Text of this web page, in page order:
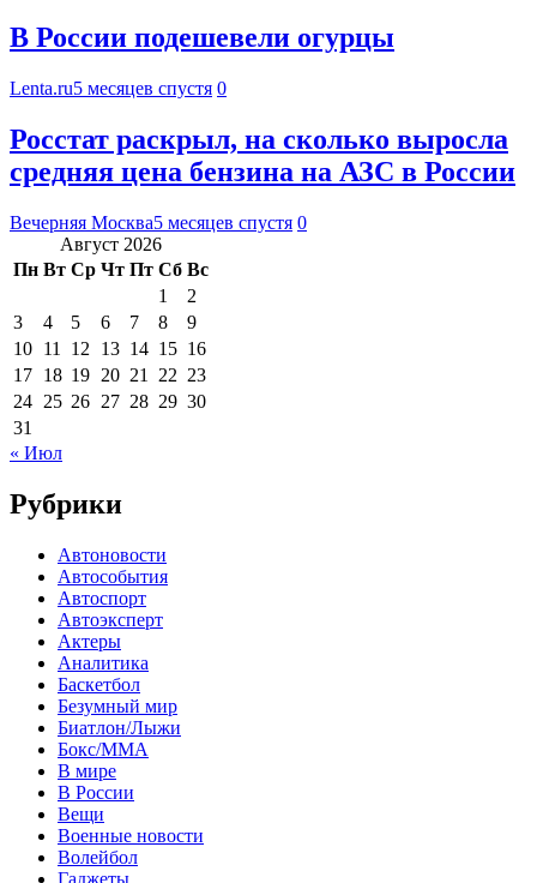
В России подешевели огурцы
Lenta.ru5 месяцев спустя 0
Росстат раскрыл, на сколько выросла
средняя цена бензина на АЗС в России
Вечерняя Москва5 месяцев спустя 0
Август 2026
Пн Вт Ср Чт Пт Сб Вс
1
2
3
4 5 6 7 8
9
10 11 12 13 14 15 16
17 18 19 20 21 22 23
24 25 26 27 28 29 30
31
« Июл
Рубрики
Автоновости
Автособытия
Автоспорт
Автоэксперт
Актеры
Аналитика
Баскетбол
Безумный мир
Биатлон/Лыжи
Бокс/MMA
В мире
В России
Вещи
Военные новости
Волейбол
Гаджеты